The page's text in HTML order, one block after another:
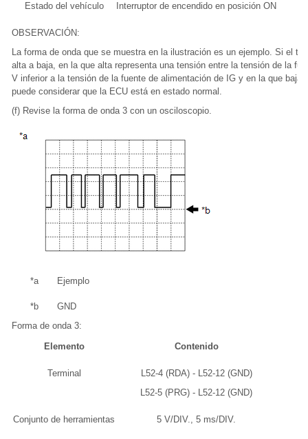
Estado del vehículo Interruptor de encendido en posición ON
OBSERVACIÓN:
La forma de onda que se muestra en la ilustración es un ejemplo. Si el
alta a baja, en la que alta representa una tensión entre la tensión de la
V inferior a la tensión de la fuente de alimentación de IG y en la que baja
puede considerar que la ECU está en estado normal.
(f) Revise la forma de onda 3 con un osciloscopio.
*a Ejemplo
*b
GND
Forma de onda 3:
Elemento
Contenido
Terminal
L52-4 (RDA) - L52-12 (GND)
L52-5 (PRG) - L52-12 (GND)
Conjunto de herramientas 5 V/DIV., 5 ms/DIV.